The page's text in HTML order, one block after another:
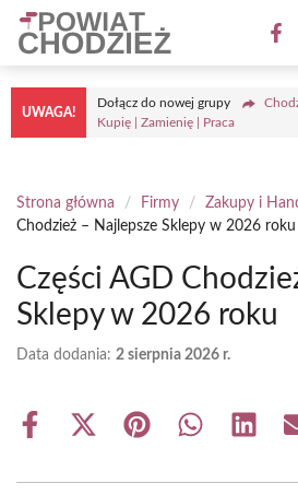
Przejdź
treści
UWAGA!
Dołącz do nowej grupy
Kupię | Zamienię | Praca
Strona główna / Firmy / Zakupy i
Chodzież – Najlepsze Sklepy w 2026 roku
Części AGD
Sklepy w 2026 roku
Data dodania: 2 sierpnia 2026 r.
Share
Share
(Twitter)
Share Share Share